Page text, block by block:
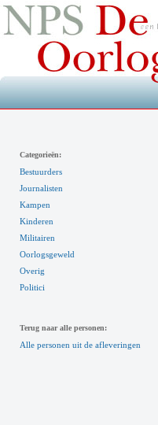
Categorieën:
Bestuurders
Journalisten
Kampen
Kinderen
Militairen
Oorlogsgeweld
Overig
Politici
Terug naar alle personen:
Alle personen uit de afleveringen